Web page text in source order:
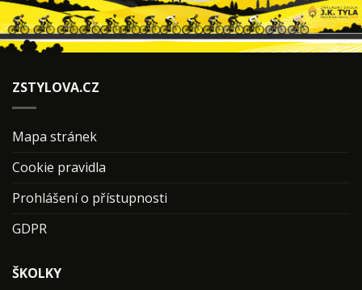
ZSTYLOVA.CZ
Mapa stránek
Cookie pravidla
Prohlášení o přístupnosti
GDPR
ŠKOLKY